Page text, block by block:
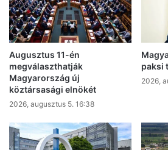
Augusztus 11-én
megválaszthatják
Magyarország új
köztársasági elnökét
2026, augusztus 5. 16:38
paksi
2026,